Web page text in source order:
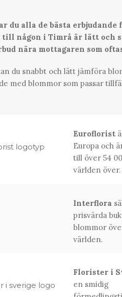
du alla de bästa erbjudande
till någon i Timrå är lätt och
nära mottagaren som
du snabbt och lätt jämföra
med blommor som passar
Euroflorist
Europa och
till över 54
världen över.
Interflora
prisvärda
blommor
världen.
Florister i
en smidig